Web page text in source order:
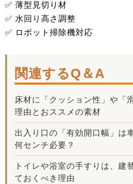
✅ 薄型見切り材
✅ 水回り高さ調整
✅ ロボット掃除機対応
関連するQ＆A
床材に「クッション性」や「
理由とおススメの素材
出入り口の「有効開口幅」は
何センチ必要？
トイレや浴室の手すりは、建
ておくべき理由